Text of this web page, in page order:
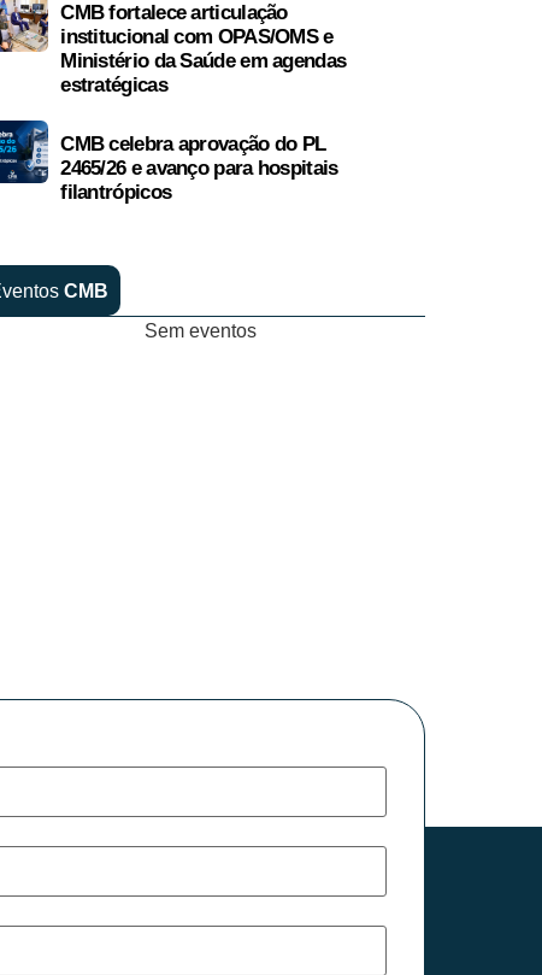
CMB fortalece articulação
institucional com OPAS/OMS e
Ministério da Saúde em agendas
estratégicas
CMB celebra aprovação do PL
2465/26 e avanço para hospitais
filantrópicos
CMB
Sem eventos